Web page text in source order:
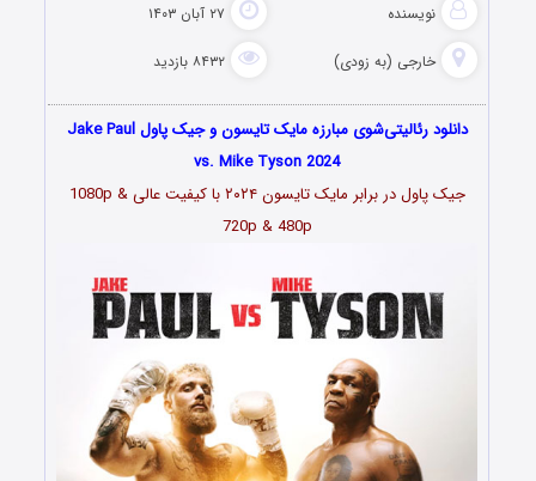
نویسنده ۲۷ آبان ۱۴۰۳
خارجی (به زودی) ۸۴۳۲ بازدید
دانلود رئالیتی‌‌شوی مبارزه مایک تایسون و جیک پاول Jake Paul
vs. Mike Tyson 2024
جیک پاول در برابر مایک تایسون ۲۰۲۴ با کیفیت عالی 1080p &
720p & 480p